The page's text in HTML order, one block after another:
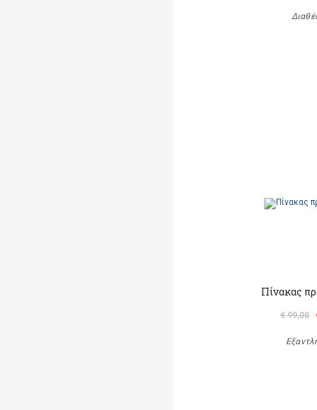
Πίνακας
€ 99,00